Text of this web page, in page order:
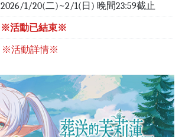
2026/1/20(二)~2/1(日) 晚間23:59截止
※活動已結束※
※活動詳情※